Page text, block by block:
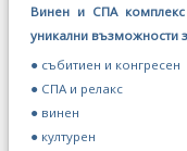
Винен и СПА комплекс
уникални възможности
● събитиен и конгресен
● СПА и релакс
● винен
● културен